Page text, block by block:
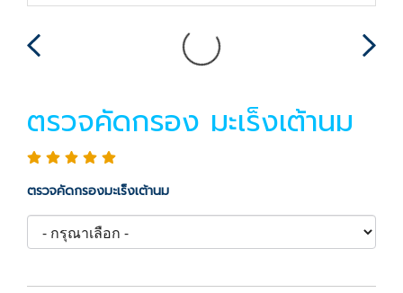
ตรวจคัดกรอง มะเร็งเต้านม
ตรวจคัดกรองมะเร็งเต้านม